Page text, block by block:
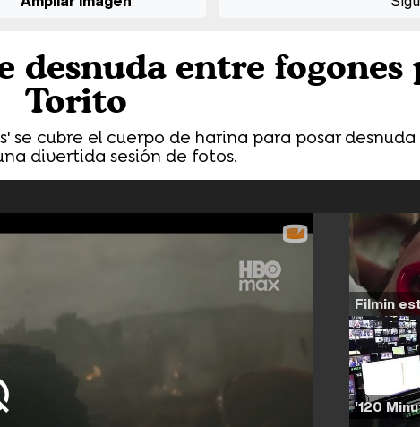
desnuda entre fogones
Torito
se cubre el cuerpo de harina para posar
divertida sesión de fotos.